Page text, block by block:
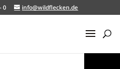
0 info@wildflecken.de